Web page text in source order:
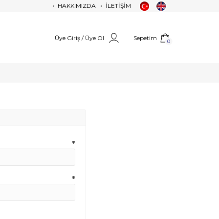
HAKKIMIZDA İLETİŞİM
Üye Giriş / Üye Ol Sepetim 0
*
*